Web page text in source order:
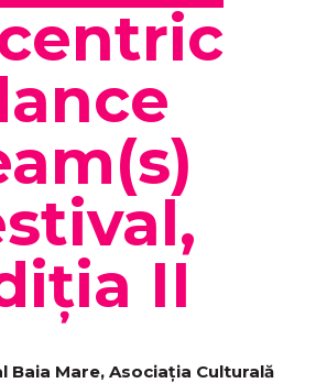
II
Baia Mare, Asociația Culturală